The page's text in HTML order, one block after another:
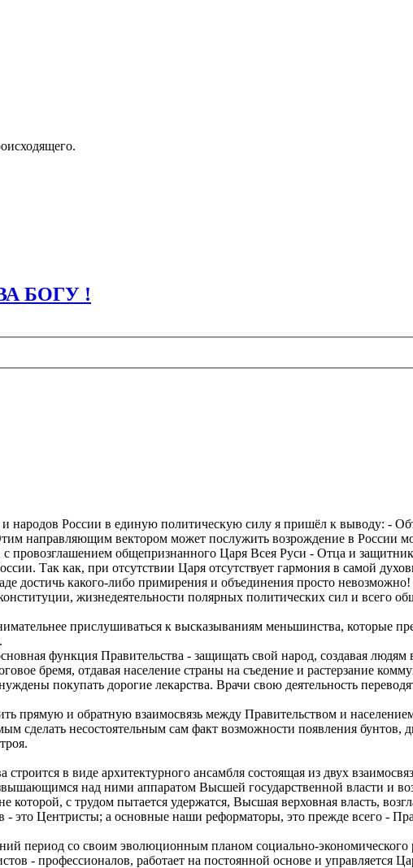
БОГУ !
и народов России в единую политическую силу я пришёл к выводу: -
направляющим вектором может послужить возрождение в России
провозглашением общепризнанного Царя Всея Руси - Отца и
Так как, при отсутствии Царя отсутствует гармония в самой
достичь какого-либо примирения и объединения просто
жизнедеятельности полярных политических сил и всего
прислушиваться к высказываниям меньшинства, которые
функция Правительства - защищать свой народ, создавая
бремя, отдавая население страны на съедение и растерзание
покупать дорогие лекарства. Врачи свою деятельность
прямую и обратную взаимосвязь между Правительством и
сделать несостоятельным сам факт возможности появления бунтов,
в виде архитектурного ансамбля состоящая из двух
над ними аппаратом Высшей государственной власти и
с трудом пытается удержатся, Высшая верховная власть,
это Центристы; а основные наши реформаторы, это прежде всего -
период со своим эволюционным планом социально-экономического
- профессионалов, работает на постоянной основе и управляется